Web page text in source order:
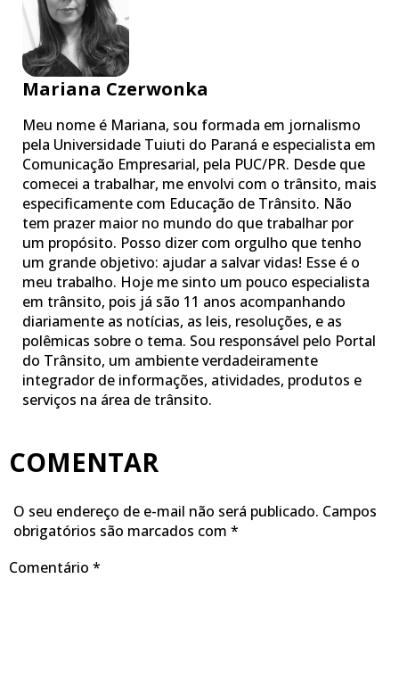
Mariana Czerwonka
Meu nome é Mariana, sou formada em jornalismo
pela Universidade Tuiuti do Paraná e especialista em
Comunicação Empresarial, pela PUC/PR. Desde que
comecei a trabalhar, me envolvi com o trânsito, mais
especificamente com Educação de Trânsito. Não
tem prazer maior no mundo do que trabalhar por
um propósito. Posso dizer com orgulho que tenho
um grande objetivo: ajudar a salvar vidas! Esse é o
meu trabalho. Hoje me sinto um pouco especialista
em trânsito, pois já são 11 anos acompanhando
diariamente as notícias, as leis, resoluções, e as
polêmicas sobre o tema. Sou responsável pelo Portal
do Trânsito, um ambiente verdadeiramente
integrador de informações, atividades, produtos e
serviços na área de trânsito.
COMENTAR
O seu endereço de e-mail não será publicado. Campos
obrigatórios são marcados com *
Comentário *